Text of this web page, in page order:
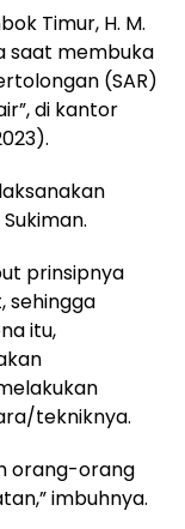
Timur, H. M.
saat membuka
(SAR)
di kantor
prinsipnya
sehingga
itu,
tekniknya.
orang-orang
imbuhnya.